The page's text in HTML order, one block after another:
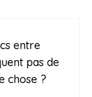
entre
pas de
chose ?